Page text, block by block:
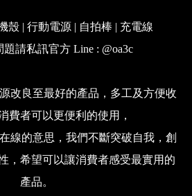
殼 | 行動電源 | 自拍棒 | 充電線
請私訊官方 Line : @oa3c
改良至最好的產品，多工及方便收
費者可以更便利的使用，
線的意思，我們不斷突破自我，創
，希望可以讓消費者感受最實用的
產品。